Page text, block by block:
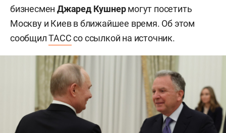
бизнесменДжаред Кушнермогут посетить
Москву и Киев в ближайшее время. Об этом
сообщилТАССсо ссылкой на источник.